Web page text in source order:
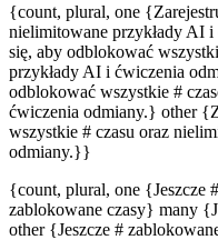
{count, plural, one
nielimitowane przykłady AI
się, aby odblokować
przykłady AI i ćwiczenia
odblokować wszystkie #
ćwiczenia odmiany.} other
wszystkie # czasu oraz
odmiany.}}
{count, plural, one {Jeszcze
zablokowane czasy} many
other {Jeszcze #